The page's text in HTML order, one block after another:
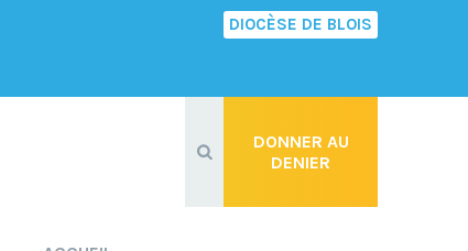
DIOCÈSE DE BLOIS
DONNER AU
DENIER